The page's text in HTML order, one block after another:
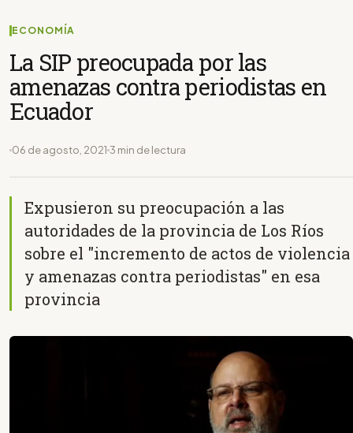
ECONOMÍA
La SIP preocupada por las
amenazas contra periodistas en
Ecuador
06 de agosto, 2021 3 min de lectura
Expusieron su preocupación a las
autoridades de la provincia de Los Ríos
sobre el "incremento de actos de violencia
y amenazas contra periodistas" en esa
provincia